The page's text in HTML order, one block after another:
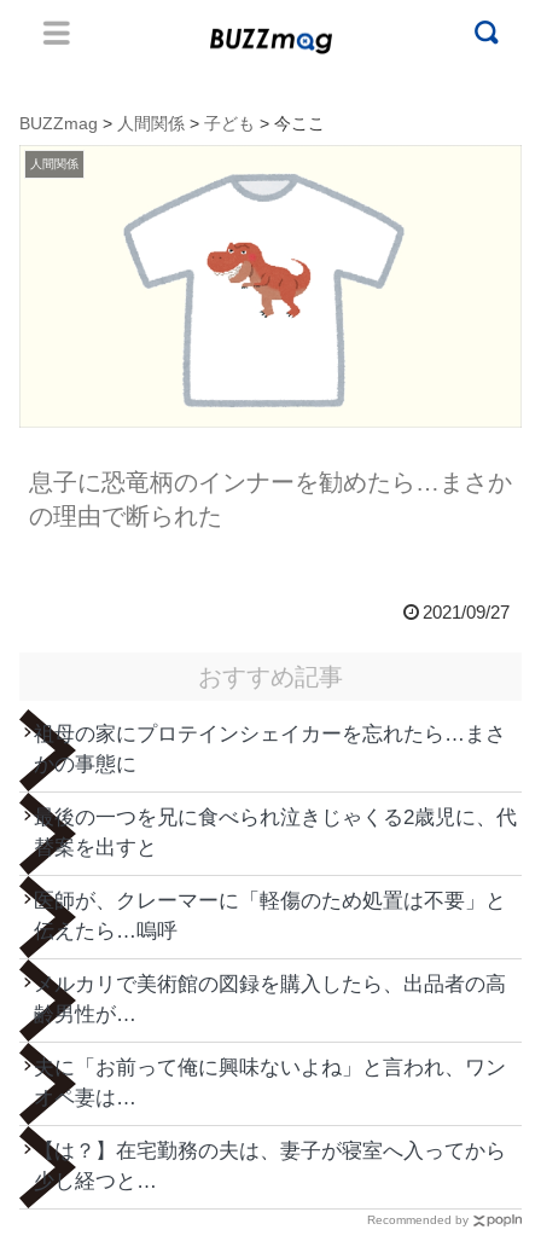
BUZZmag > 人間関係 > 子ども > 今ここ
人間関係
息子に恐竜柄のインナーを勧めたら…まさか
の理由で断られた
2021/09/27
おすすめ記事
祖母の家にプロテインシェイカーを忘れたら…まさ
かの事態に
最後の一つを兄に食べられ泣きじゃくる2歳児に、代
替案を出すと
医師が、クレーマーに「軽傷のため処置は不要」と
伝えたら…嗚呼
メルカリで美術館の図録を購入したら、出品者の高
齢男性が…
夫に「お前って俺に興味ないよね」と言われ、ワン
オペ妻は…
【は？】在宅勤務の夫は、妻子が寝室へ入ってから
少し経つと…
Recommended by